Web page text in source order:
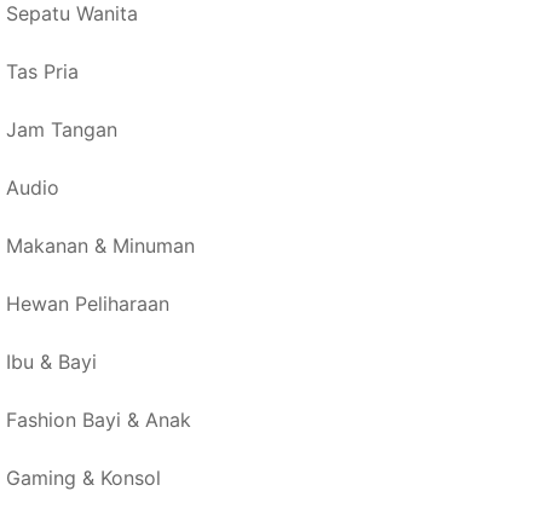
Sepatu Wanita
Tas Pria
Jam Tangan
Audio
Makanan & Minuman
Hewan Peliharaan
Ibu & Bayi
Fashion Bayi & Anak
Gaming & Konsol